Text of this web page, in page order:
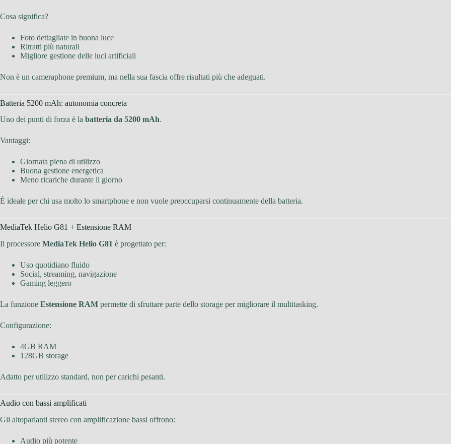
Cosa significa?
Foto dettagliate in buona luce
Ritratti più naturali
Migliore gestione delle luci artificiali
Non è un cameraphone premium, ma nella sua fascia offre risultati più che adeguati.
Batteria 5200 mAh: autonomia concreta
Uno dei punti di forza è la batteria da 5200 mAh.
Vantaggi:
Giornata piena di utilizzo
Buona gestione energetica
Meno ricariche durante il giorno
È ideale per chi usa molto lo smartphone e non vuole preoccuparsi continuamente della batteria.
MediaTek Helio G81 + Estensione RAM
Il processore MediaTek Helio G81 è progettato per:
Uso quotidiano fluido
Social, streaming, navigazione
Gaming leggero
La funzione Estensione RAM permette di sfruttare parte dello storage per migliorare il multitasking.
Configurazione:
4GB RAM
128GB storage
Adatto per utilizzo standard, non per carichi pesanti.
Audio con bassi amplificati
Gli altoparlanti stereo con amplificazione bassi offrono:
Audio più potente